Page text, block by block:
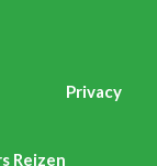
Reizen
Privacy